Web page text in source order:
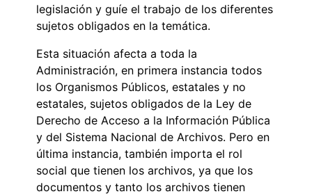
legislación y guíe el trabajo de los diferentes
sujetos obligados en la temática.
Esta situación afecta a toda la
Administración, en primera instancia todos
los Organismos Públicos, estatales y no
estatales, sujetos obligados de la Ley de
Derecho de Acceso a la Información Pública
y del Sistema Nacional de Archivos. Pero en
última instancia, también importa el rol
social que tienen los archivos, ya que los
documentos y tanto los archivos tienen